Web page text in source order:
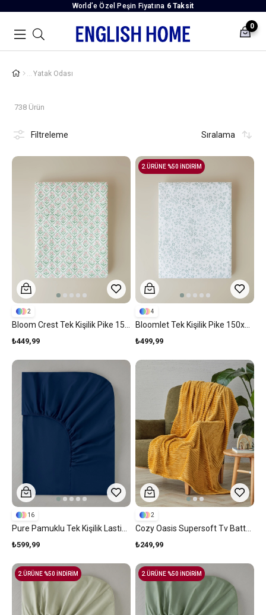
World’e Özel Peşin Fiyatına 6 Taksit
0
Yatak Odası
738 Ürün
Filtreleme Sıralama
₺449,99
2
₺499,99
4
2.ÜRÜNE %50 İNDİRİM
₺599,99
16
₺249,99
2
2.ÜRÜNE %50 İNDİRİM 2.ÜRÜNE %50 İNDİRİM